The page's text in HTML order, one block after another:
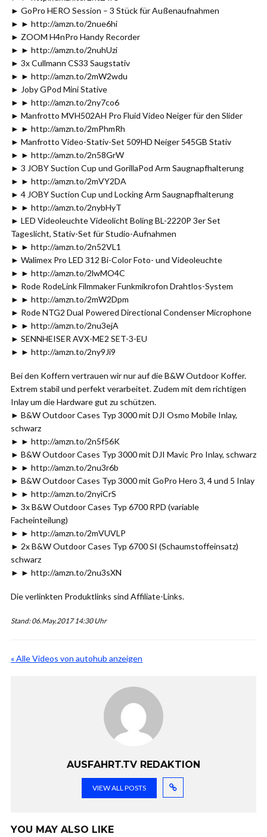
► GoPro HERO Session – 3 Stück für Außenaufnahmen
► ► http://amzn.to/2nue6hi
► ZOOM H4nPro Handy Recorder
► ► http://amzn.to/2nuhUzi
► 3x Cullmann CS33 Saugstativ
► ► http://amzn.to/2mW2wdu
► Joby GPod Mini Stative
► ► http://amzn.to/2ny7co6
► Manfrotto MVH502AH Pro Fluid Video Neiger für den Slider
► ► http://amzn.to/2mPhmRh
► Manfrotto Video-Stativ-Set 509HD Neiger 545GB Stativ
► ► http://amzn.to/2n58GrW
► 3 JOBY Suction Cup und GorillaPod Arm Saugnapfhalterung
► ► http://amzn.to/2mVY2DA
► 4 JOBY Suction Cup und Locking Arm Saugnapfhalterung
► ► http://amzn.to/2nybHyT
► LED Videoleuchte Videolicht Boling BL-2220P 3er Set
Tageslicht, Stativ-Set für Studio-Aufnahmen
► ► http://amzn.to/2n52VL1
► Walimex Pro LED 312 Bi-Color Foto- und Videoleuchte
► ► http://amzn.to/2lwMO4C
► Rode RodeLink Filmmaker Funkmikrofon Drahtlos-System
► ► http://amzn.to/2mW2Dpm
► Rode NTG2 Dual Powered Directional Condenser Microphone
► ► http://amzn.to/2nu3ejA
► SENNHEISER AVX-ME2 SET-3-EU
► ► http://amzn.to/2ny9Ji9
Bei den Koffern vertrauen wir nur auf die B&W Outdoor Koffer.
Extrem stabil und perfekt verarbeitet. Zudem mit dem richtigen
Inlay um die Hardware gut zu schützen.
► B&W Outdoor Cases Typ 3000 mit DJI Osmo Mobile Inlay,
schwarz
► ► http://amzn.to/2n5f56K
► B&W Outdoor Cases Typ 3000 mit DJI Mavic Pro Inlay, schwarz
► ► http://amzn.to/2nu3r6b
► B&W Outdoor Cases Typ 3000 mit GoPro Hero 3, 4 und 5 Inlay
► ► http://amzn.to/2nyiCrS
► 3x B&W Outdoor Cases Typ 6700 RPD (variable
Facheinteilung)
► ► http://amzn.to/2mVUVLP
► 2x B&W Outdoor Cases Typ 6700 SI (Schaumstoffeinsatz)
schwarz
► ► http://amzn.to/2nu3sXN
Die verlinkten Produktlinks sind Affiliate-Links.
Stand: 06.May.2017 14:30 Uhr
« Alle Videos von autohub anzeigen
AUSFAHRT.TV REDAKTION
VIEW ALL POSTS
YOU MAY ALSO LIKE